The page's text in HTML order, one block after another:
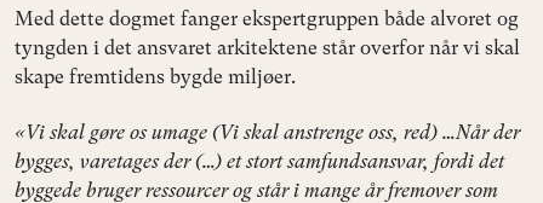
Med dette dogmet fanger ekspertgruppen både alvoret og
tyngden i det ansvaret arkitektene står overfor når vi skal
skape fremtidens bygde miljøer.
«Vi skal gøre os umage (Vi skal anstrenge oss, red) …Når der
bygges, varetages der (…) et stort samfundsansvar, fordi det
byggede bruger ressourcer og står i mange år fremover som